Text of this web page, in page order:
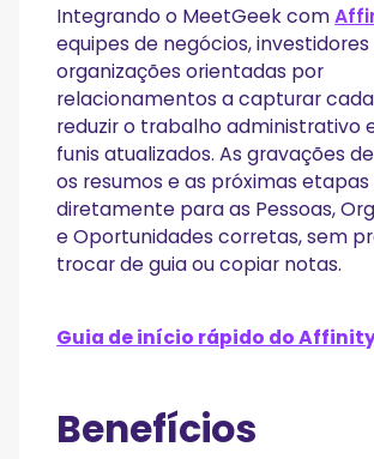
Integrando o MeetGeek com
equipes de negócios, investidores
organizações orientadas por
relacionamentos a capturar
reduzir o trabalho administrativo
funis atualizados. As gravações
os resumos e as próximas
diretamente para as Pessoas,
e Oportunidades corretas, sem
trocar de guia ou copiar notas.
Guia de início rápido do
Benefícios